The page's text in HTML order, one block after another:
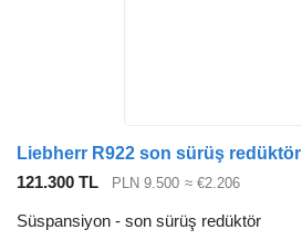
Liebherr R922 son sürüş redüktör
121.300 TL
PLN 9.500 ≈ €2.206
Süspansiyon - son sürüş redüktör